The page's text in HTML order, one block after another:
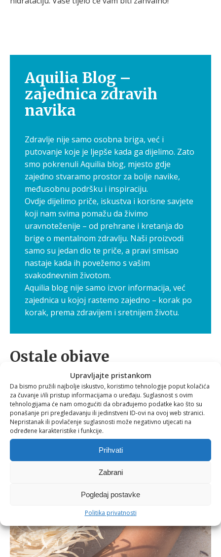
Upravljajte pristankom
Da bismo pružili najbolje iskustvo, koristimo tehnologije poput kolačića
za čuvanje i/ili pristup informacijama o uređaju. Suglasnost s ovim
tehnologijama će nam omogućiti da obrađujemo podatke kao što su
ponašanje pri pregledavanju ili jedinstveni ID-ovi na ovoj web stranici.
Nepristanak ili povlačenje suglasnosti može negativno utjecati na
određene karakteristike i funkcije.
Prihvati
Zabrani
Pogledaj postavke
Politika privatnosti
Aquilia Blog –
zajednica zdravih
navika
Zdravlje nije samo osobna briga, već i
putovanje koje je ljepše kada ga dijelimo. Zato
smo pokrenuli Aquilia blog, mjesto gdje
zajedno stvaramo prostor za bolje navike,
međusobnu podršku i inspiraciju.
Ovdje dijelimo priče, iskustva i korisne savjete
koji nam svima pomažu da živimo
uravnoteženije – od prehrane i kretanja do
brige o mentalnom zdravlju. Naši proizvodi
samo su jedan dio te priče, a pravi smisao
nastaje kada ih povežemo s vašim
svakodnevnim životom.
Aquilia blog nije samo izvor informacija, već
zajednica u kojoj rastemo zajedno – korak po
korak, prema zdravijem i sretnijem životu.
Ostale objave